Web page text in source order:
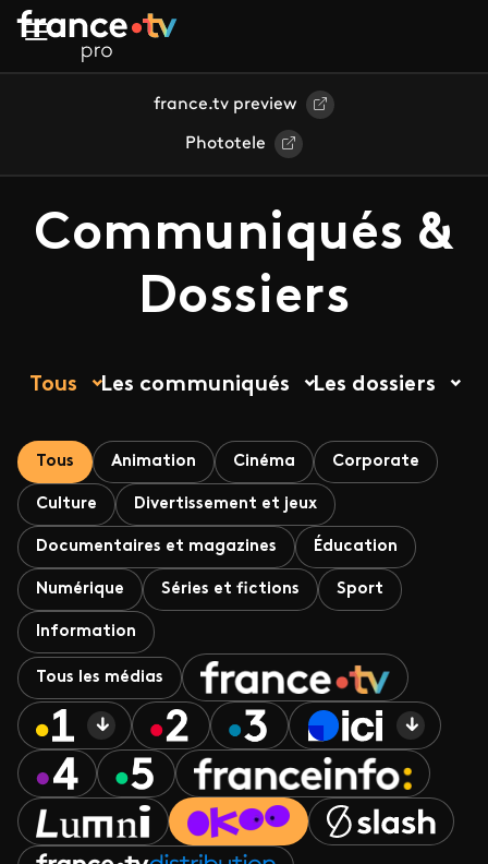
Aller au contenu principal
france.tv preview
Phototele
Communiqués &
Dossiers
Tous Les communiqués Les dossiers
Tous Animation Cinéma Corporate
Culture Divertissement et jeux
Documentaires et magazines Éducation
Numérique Séries et fictions Sport
Information
Tous les médias